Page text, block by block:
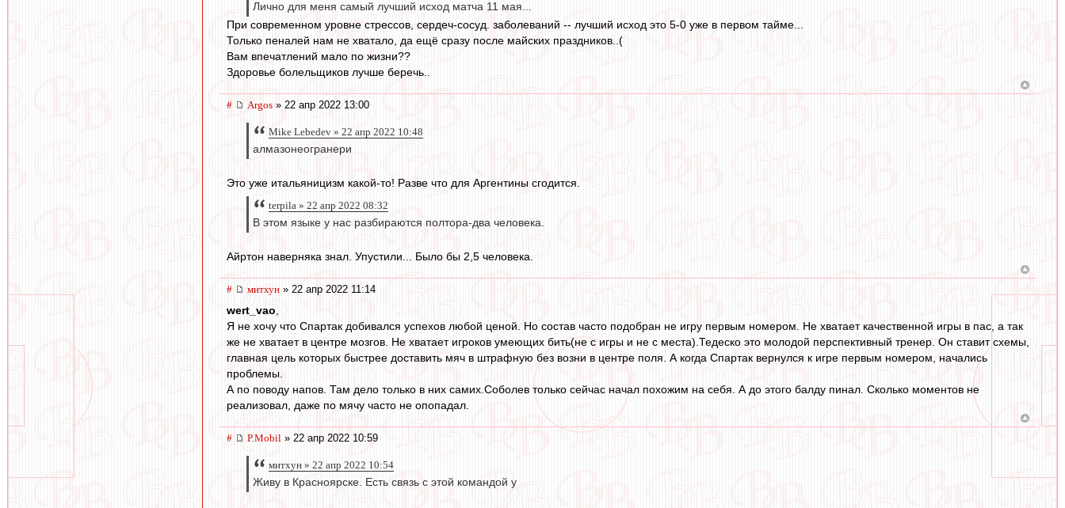
Лично для меня самый лучший исход матча 11 мая...
При современном уровне стрессов, сердеч-сосуд. заболеваний -- лучший исход это 5-0 уже в первом тайме...
Только пеналей нам не хватало, да ещё сразу после майских праздников..(
Вам впечатлений мало по жизни??
Здоровье болельщиков лучше беречь..
# Argos » 22 апр 2022 13:00
Mike Lebedev » 22 апр 2022 10:48
алмазонеогранери
Это уже итальяницизм какой-то! Разве что для Аргентины сгодится.
terpila » 22 апр 2022 08:32
В этом языке у нас разбираются полтора-два человека.
Айртон наверняка знал. Упустили... Было бы 2,5 человека.
# митхун » 22 апр 2022 11:14
wert_vao
Я не хочу что Спартак добивался успехов любой ценой. Но состав часто подобран не игру первым номером. Не хватает качественной игры в пас, а так
же не хватает в центре мозгов. Не хватает игроков умеющих бить(не с игры и не с места).Тедеско это молодой перспективный тренер. Он ставит схемы,
главная цель которых быстрее доставить мяч в штрафную без возни в центре поля. А когда Спартак вернулся к игре первым номером, начались
проблемы.
А по поводу напов. Там дело только в них самих.Соболев только сейчас начал похожим на себя. А до этого балду пинал. Сколько моментов не
реализовал, даже по мячу часто не опопадал.
# P.Mobil » 22 апр 2022 10:59
митхун » 22 апр 2022 10:54
Живу в Красноярске. Есть связь с этой командой у